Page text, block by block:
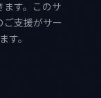
ます。このサ
支援がサー
す。